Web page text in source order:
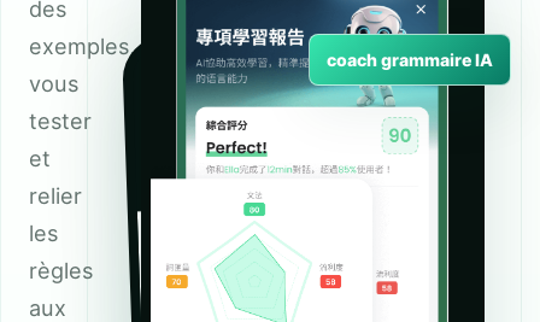
des
exemples,
vous
tester
et
relier
les
règles
aux
coach grammaire IA